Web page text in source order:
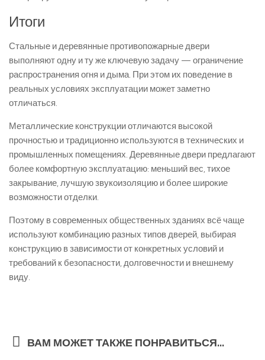
Итоги
Стальные и деревянные противопожарные двери
выполняют одну и ту же ключевую задачу — ограничение
распространения огня и дыма. При этом их поведение в
реальных условиях эксплуатации может заметно
отличаться.
Металлические конструкции отличаются высокой
прочностью и традиционно используются в технических и
промышленных помещениях. Деревянные двери предлагают
более комфортную эксплуатацию: меньший вес, тихое
закрывание, лучшую звукоизоляцию и более широкие
возможности отделки.
Поэтому в современных общественных зданиях всё чаще
используют комбинацию разных типов дверей, выбирая
конструкцию в зависимости от конкретных условий и
требований к безопасности, долговечности и внешнему
виду.
ВАМ МОЖЕТ ТАКЖЕ ПОНРАВИТЬСЯ...